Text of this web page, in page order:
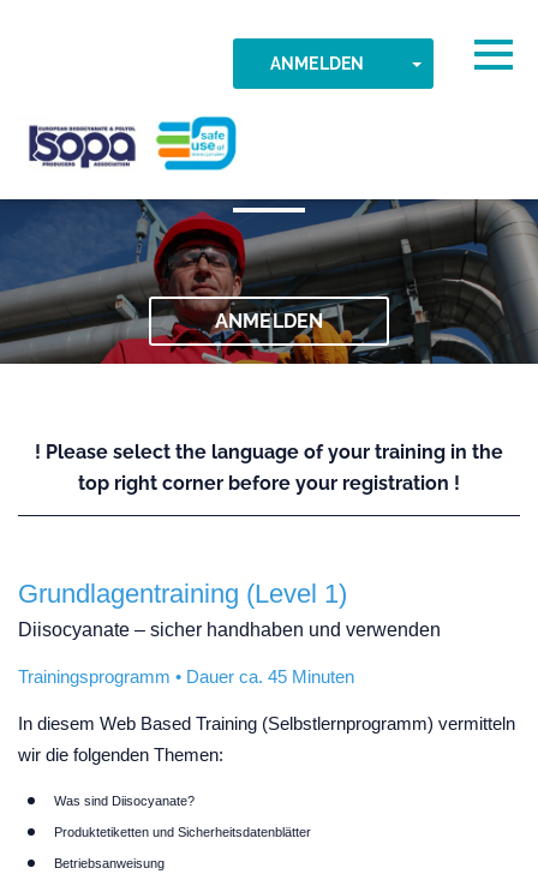
ANMELDEN TOGGLE
ISOPA-AISBL
045 Загальна підготовка
ANMELDEN
! Please select the language of your training in the
top right corner before your registration !
Grundlagentraining (Level 1)
Diisocyanate – sicher handhaben und verwenden
Trainingsprogramm • Dauer ca. 45 Minuten
In diesem Web Based Training (Selbstlernprogramm) vermitteln
wir die folgenden Themen:
Was sind Diisocyanate?
Produktetiketten und Sicherheitsdatenblätter
Betriebsanweisung